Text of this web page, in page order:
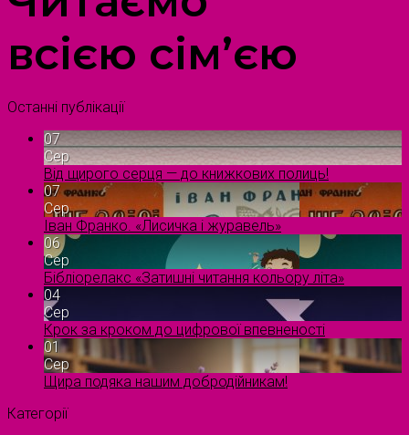
всією сім’єю
Останні публікації
07
Сер
Від щирого серця — до книжкових полиць!
07
Сер
Іван Франко. «Лисичка і журавель»
06
Сер
Бібліорелакс «Затишні читання кольору літа»
04
Сер
Крок за кроком до цифрової впевненості
01
Сер
Щира подяка нашим добродійникам!
Категорії